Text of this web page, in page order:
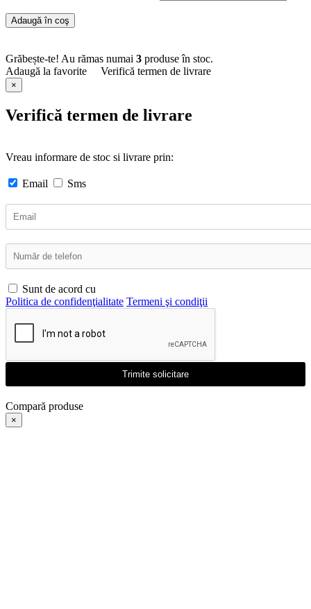
Adaugă în coş
Grăbește-te! Au rămas numai 3 produse în stoc.
Adaugă la favorite
Verifică termen de livrare
×
Verifică termen de livrare
Vreau informare de stoc si livrare prin:
Email Sms
Sunt de acord cu
Politica de confidenţialitate Termeni şi condiţii
Trimite solicitare
Compară produse
×